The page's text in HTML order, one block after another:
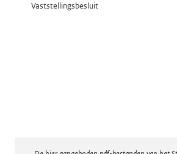
Vaststellingsbesluit